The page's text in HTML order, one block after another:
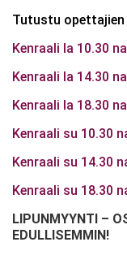
Tutustu opettajien
Kenraali la 10.30
Kenraali la 14.30
Kenraali la 18.30
Kenraali su 10.30
Kenraali su 14.30
Kenraali su 18.30
LIPUNMYYNTI –
EDULLISEMMIN!